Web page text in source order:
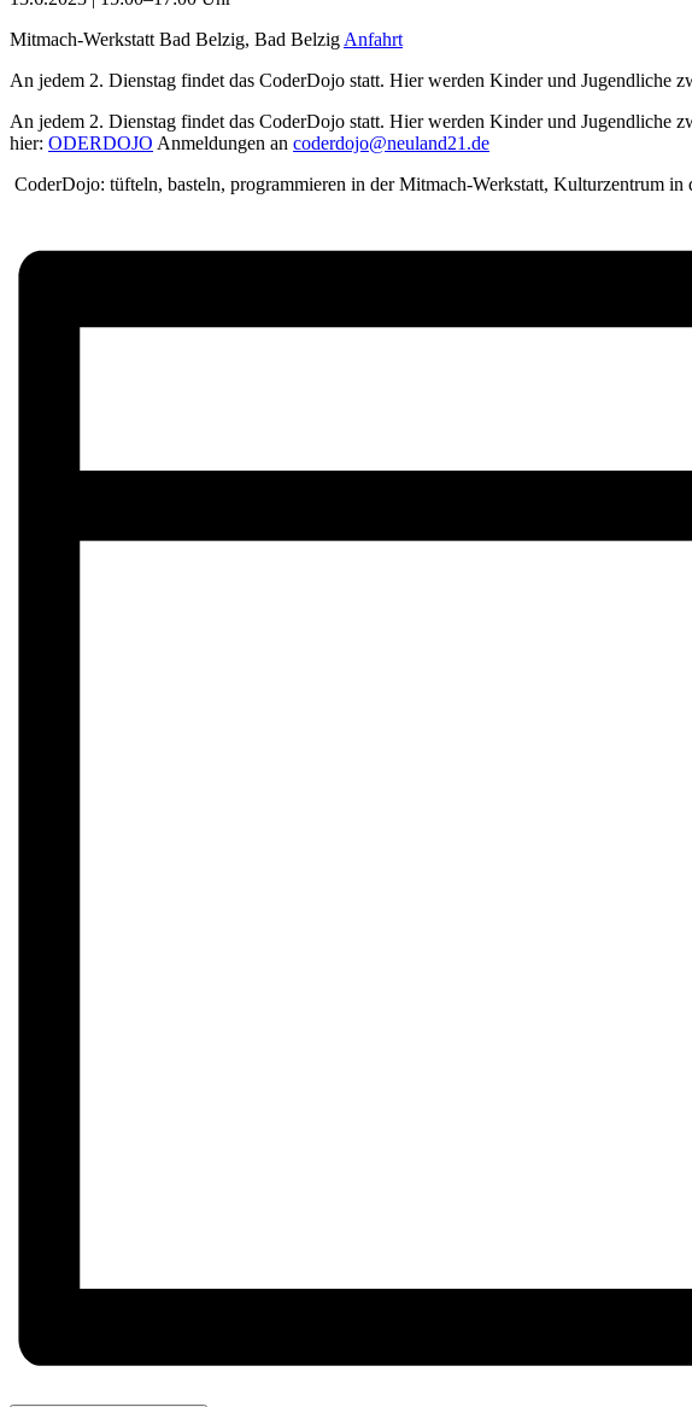
Mitmach-Werkstatt Bad Belzig, Bad BelzigAnfahrt
An jedem 2. Dienstag findet das CoderDojo statt. Hier werden Kinder und Jugendliche
An jedem 2. Dienstag findet das CoderDojo statt. Hier werden Kinder und Jugendliche
hier: ODERDOJO Anmeldungen an coderdojo@neuland21.de
CoderDojo: tüfteln, basteln, programmieren in der Mitmach-Werkstatt, Kulturzentrum in